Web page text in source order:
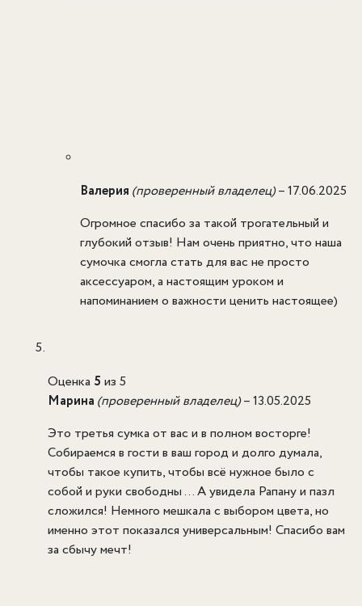
Валерия (проверенный владелец)–17.06.2025
Огромное спасибо за такой трогательный и
глубокий отзыв! Нам очень приятно, что наша
сумочка смогла стать для вас не просто
аксессуаром, а настоящим уроком и
напоминанием о важности ценить настоящее)
Оценка 5 из 5
Марина (проверенный владелец)–13.05.2025
Это третья сумка от вас и в полном восторге!
Собираемся в гости в ваш город и долго думала,
чтобы такое купить, чтобы всё нужное было с
собой и руки свободны … А увидела Рапану и пазл
сложился! Немного мешкала с выбором цвета, но
именно этот показался универсальным! Спасибо вам
за сбычу мечт!